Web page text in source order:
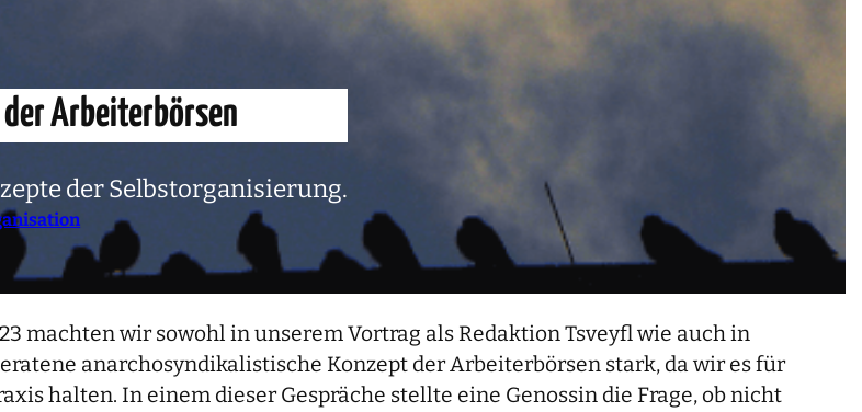
Arbeiterbörsen
der Selbstorganisierung.
machten wir sowohl in unserem Vortrag als Redaktion Tsveyfl wie auch in
anarchosyndikalistische Konzept der Arbeiterbörsen stark, da wir es für
halten. In einem dieser Gespräche stellte eine Genossin die Frage, ob nicht